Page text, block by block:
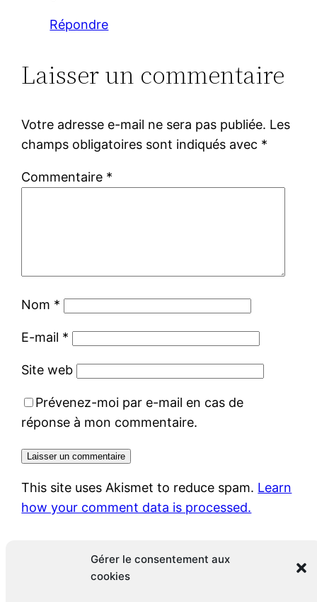
Gérer le consentement aux
cookies
Répondre
Laisser un commentaire
Votre adresse e-mail ne sera pas publiée. Les
champs obligatoires sont indiqués avec *
Commentaire *
Nom *
E-mail *
Site web
Prévenez-moi par e-mail en cas de
réponse à mon commentaire.
This site uses Akismet to reduce spam. Learn
how your comment data is processed.